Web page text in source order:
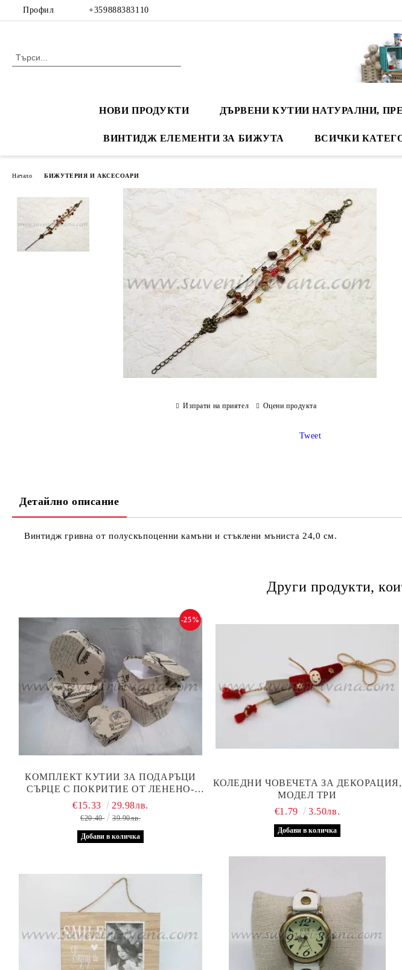
Профил +359888383110
НОВИ ПРОДУКТИ ДЪРВЕНИ КУТИИ НАТУРАЛНИ,
ВИНТИДЖ ЕЛЕМЕНТИ ЗА БИЖУТА ВСИЧКИ
Начало БИЖУТЕРИЯ И АКСЕСОАРИ
Изпрати на приятел Оцени продукта
Tweet
Детайлно описание
Винтидж гривна от полускъпоценни камъни и стъклени мъниста 24,0 см.
Други продукти,
КОМПЛЕКТ КУТИИ ЗА ПОДАРЪЦИ
СЪРЦЕ С ПОКРИТИЕ ОТ ЛЕНЕНО-
ПАМУЧЕН ПЛАТ
-25%
€15.33 29.98лв.
€20.40 39.90лв.
КОЛЕДНИ ЧОВЕЧЕТА ЗА ДЕКОРАЦИЯ,
МОДЕЛ ТРИ
€1.79
3.50лв.